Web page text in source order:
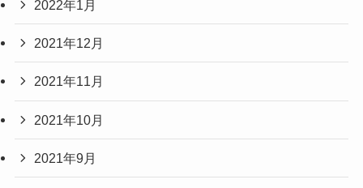
2022年1月
2021年12月
2021年11月
2021年10月
2021年9月